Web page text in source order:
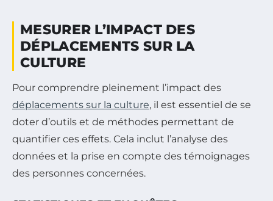
MESURER L’IMPACT DES
DÉPLACEMENTS SUR LA
CULTURE
Pour comprendre pleinement l’impact des
déplacements sur la culture, il est essentiel de se
doter d’outils et de méthodes permettant de
quantifier ces effets. Cela inclut l’analyse des
données et la prise en compte des témoignages
des personnes concernées.